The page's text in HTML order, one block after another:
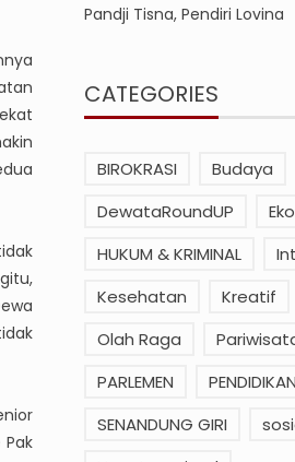
Pandji Tisna, Pendiri Lovina
CATEGORIES
BIROKRASI
Budaya
DewataRoundUP
HUKUM & KRIMINAL
Kesehatan
Kreatif
Olah Raga
PARLEMEN
PENDIDIKAN
SENANDUNG GIRI